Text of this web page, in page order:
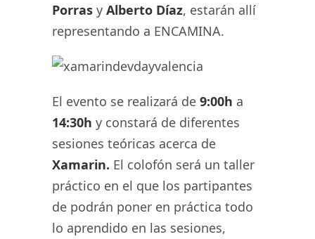
Porras y Alberto Díaz, estarán allí
representando a ENCAMINA.
El evento se realizará de 9:00h a
14:30h y constará de diferentes
sesiones teóricas acerca de
Xamarin. El colofón será un taller
práctico en el que los partipantes
de podrán poner en práctica todo
lo aprendido en las sesiones,